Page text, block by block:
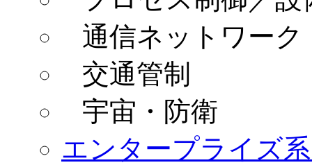
通信ネットワーク
交通管制
宇宙・防衛
エンタープライズ